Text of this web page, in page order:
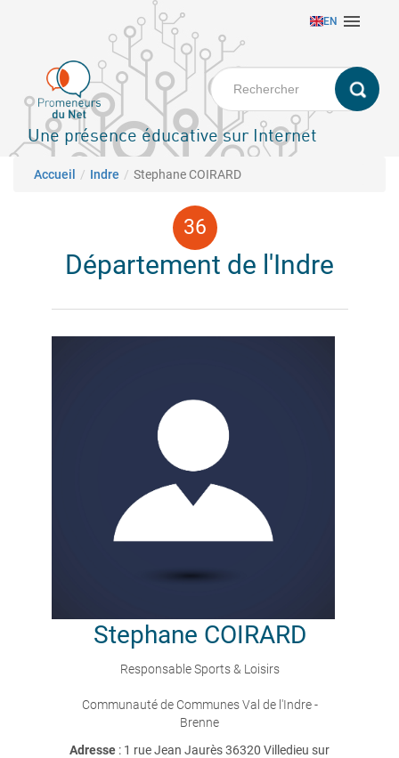
principal
EN 
Une présence éducative sur Internet
Fil d'Ariane
Accueil Indre Stephane COIRARD
Département de l'Indre
Stephane COIRARD
Responsable Sports & Loisirs
Communauté de Communes Val de l'Indre -
Brenne
Adresse : 1 rue Jean Jaurès 36320 Villedieu sur